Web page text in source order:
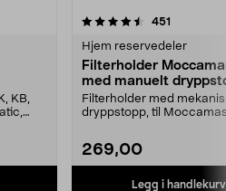
KB,
451
Hjem reservedeler
Filterholder
med manuelt
Filterholder med
dryppstopp, til
269,00
Legg i handlekurv
3.5 av 5 stjerner